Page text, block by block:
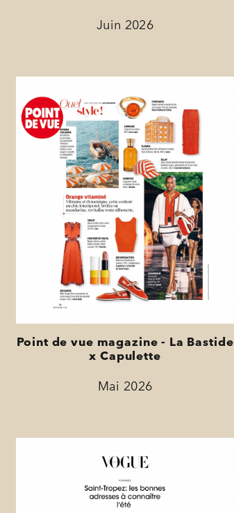
Juin 2026
Point de vue magazine - La Bastide
x Capulette
Mai 2026